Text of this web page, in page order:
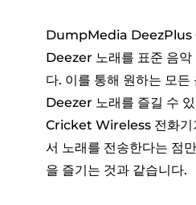
DumpMedia DeezPlus
Deezer 노래를 표준 음악
다. 이를 통해 원하는 모든
Deezer 노래를 즐길 수
Cricket Wireless 전화기
서 노래를 전송한다는
을 즐기는 것과 같습니다.